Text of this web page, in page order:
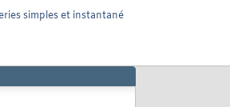
simples et instantané